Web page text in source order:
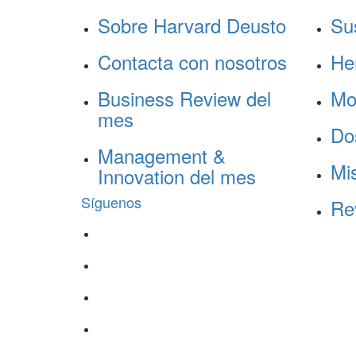
Sobre Harvard Deusto
Contacta con nosotros
Business Review del
mes
Management &
Innovation del mes
Síguenos